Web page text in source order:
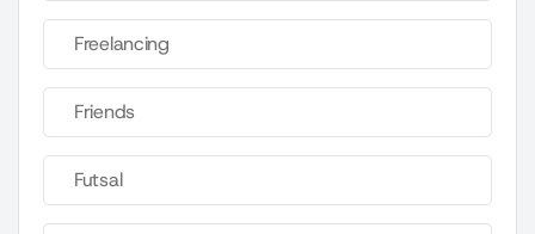
Freelancing
Friends
Futsal